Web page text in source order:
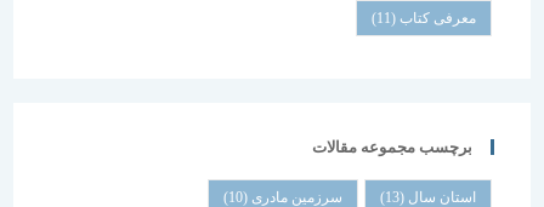
معرفی کتاب(11)
برچسب مجموعه مقالات
استان سال(13) سرزمین مادری(10)